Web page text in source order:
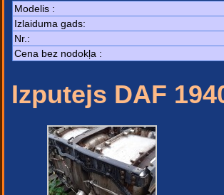
Modelis :
Izlaiduma gads:
Nr.:
Cena bez nodokļa :
Izputejs DAF